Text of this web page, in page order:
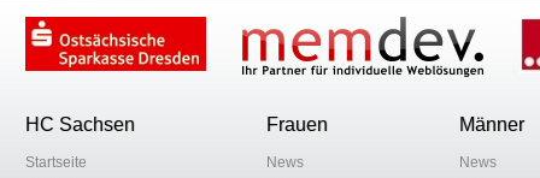
HC Sachsen
Startseite
Frauen
News
Männer
News